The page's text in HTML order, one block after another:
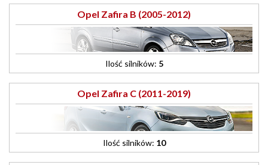
Opel Zafira B (2005-2012)
Ilość silników: 5
Opel Zafira C (2011-2019)
Ilość silników: 10